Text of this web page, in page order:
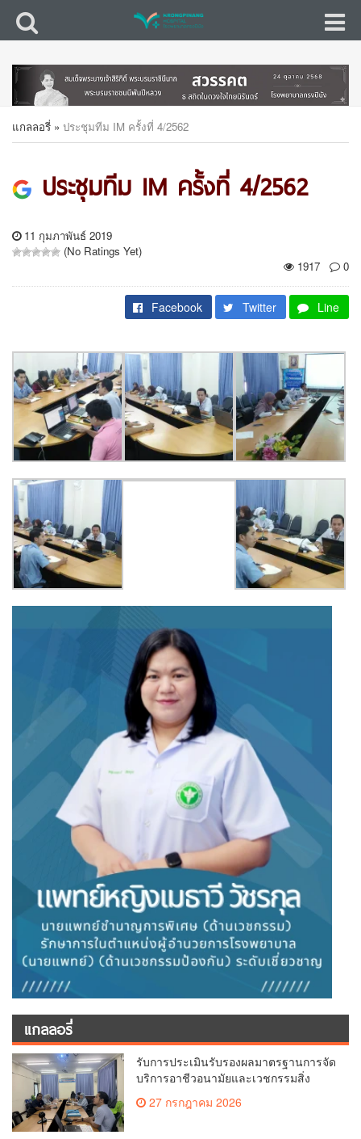
แกลลอรี่ » ประชุมทีม IM ครั้งที่ 4/2562
ประชุมทีม IM ครั้งที่ 4/2562
11 กุมภาพันธ์ 2019
(No Ratings Yet)
1917
0
Facebook Twitter Line
แกลลอรี่
รับการประเมินรับรองผลมาตรฐานการจัด
บริการอาชีวอนามัยและเวชกรรมสิ่ง
27 กรกฎาคม 2026